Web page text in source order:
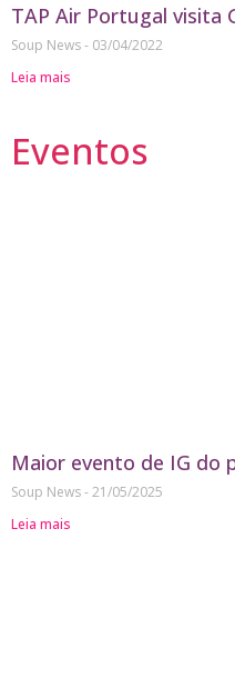
TAP Air Portugal visita
Soup News
03/04/2022
Leia mais
Eventos
Maior evento de IG do
Soup News 21/05/2025
Leia mais